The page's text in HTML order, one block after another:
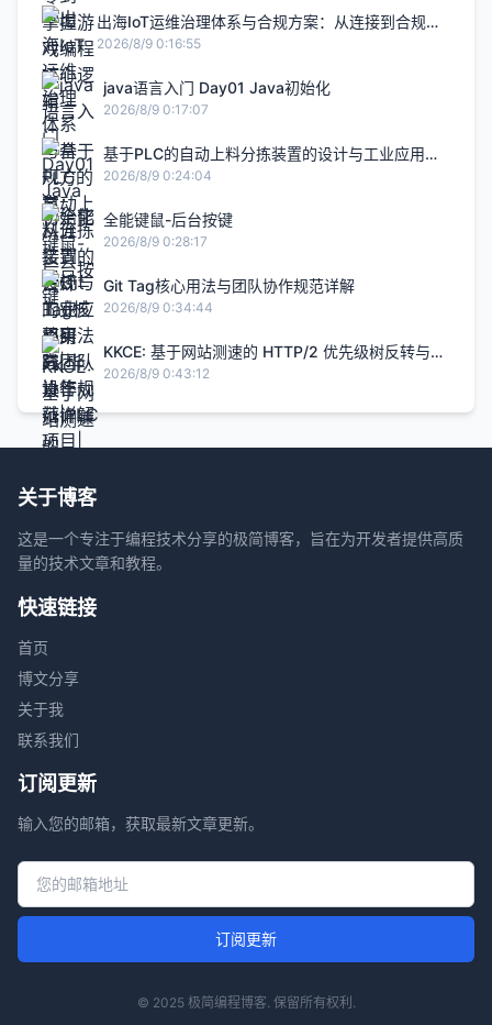
出海IoT运维治理体系与合规方案：从连接到合规的
完整实践
2026/8/9 0:16:55
java语言入门 Day01 Java初始化
2026/8/9 0:17:07
基于PLC的自动上料分拣装置的设计与工业应用研
究|毕设答辩|PLC项目|毕设项目|自动化项目
2026/8/9 0:24:04
全能键鼠-后台按键
2026/8/9 0:28:17
Git Tag核心用法与团队协作规范详解
2026/8/9 0:34:44
KKCE: 基于网站测速的 HTTP/2 优先级树反转与伪
并行阻塞分析-快快测
2026/8/9 0:43:12
关于博客
这是一个专注于编程技术分享的极简博客，旨在为开发者提供高质
量的技术文章和教程。
快速链接
首页
博文分享
关于我
联系我们
订阅更新
输入您的邮箱，获取最新文章更新。
邮箱地址
订阅更新
© 2025 极简编程博客. 保留所有权利.